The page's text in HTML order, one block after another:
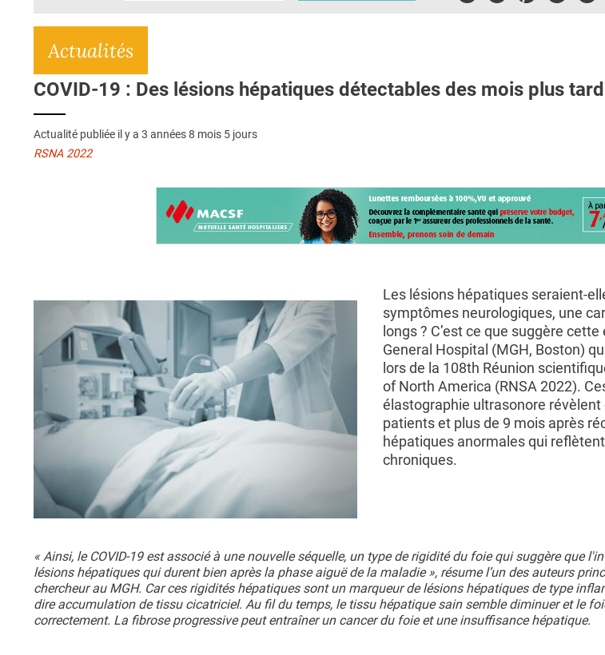
Actualités
COVID-19 : Des lésions hépatiques détectables des mois plus tard
Actualité publiée il y a 3 années 8 mois 5 jours
RSNA 2022
Les lésions hépatiques seraient-
symptômes neurologiques, une
longs ? C’est ce que suggère
General Hospital (MGH, Boston)
lors de la 108th Réunion
of North America (RNSA 2022).
élastographie ultrasonore
patients et plus de 9 mois après
hépatiques anormales qui
chroniques.
« Ainsi, le COVID-19 est associé à une nouvelle séquelle, un type de rigidité du foie qui suggère que
lésions hépatiques qui durent bien après la phase aiguë de la maladie », résume l’un des auteurs
chercheur au MGH. Car ces rigidités hépatiques sont un marqueur de lésions hépatiques de type
dire accumulation de tissu cicatriciel. Au fil du temps, le tissu hépatique sain semble diminuer et le
correctement. La fibrose progressive peut entraîner un cancer du foie et une insuffisance hépatique.